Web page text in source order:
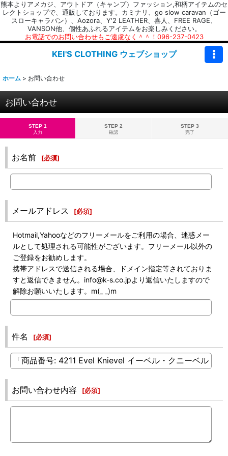
熊本よりアメカジ、アウトドア（キャンプ）ファッション,和柄アイテムのセ
レクトショップで、通販しております。カミナリ、go slow caravan（ゴー
スローキャラバン）、Aozora、Y'2 LEATHER、喜人、FREE RAGE、
VANSON他、個性あふれるアイテムをお楽しみください。
お電話でのお問い合わせもご遠慮なく＾＾！096-237-0423
KEI'S CLOTHING ウェブショップ
ホーム > お問い合わせ
お問い合わせ
STEP 1
入力
STEP 2
確認
STEP 3
完了
お名前 [必須]
メールアドレス [必須]
Hotmail,Yahooなどのフリーメールをご利用の場合、迷惑メー
ルとして処理される可能性がございます。フリーメール以外の
ご登録をお勧めします。
携帯アドレスで送信される場合、ドメイン指定等されておりま
すと返信できません。info@k-s.co.jpより返信いたしますので
解除お願いいたします。m(_ _)m
件名 [必須]
お問い合わせ内容 [必須]